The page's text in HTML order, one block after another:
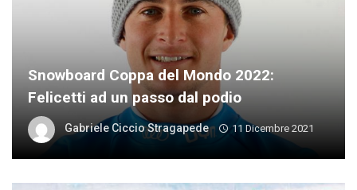
Snowboard Coppa del Mondo 2022:
Felicetti ad un passo dal podio
Gabriele Ciccio Stragapede 11 Dicembre 2021